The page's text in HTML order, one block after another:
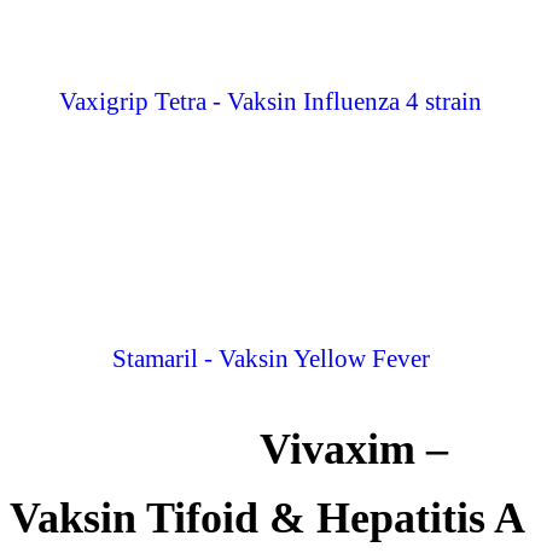
Vaxigrip Tetra - Vaksin Influenza 4 strain
Stamaril - Vaksin Yellow Fever
Vivaxim –
Vaksin Tifoid & Hepatitis A